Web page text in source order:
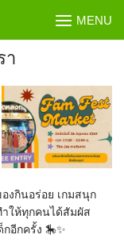
MENU
า
งกินอร่อย เกมสนุก
ให้ทุกคนได้สัมผัส
อีกครั้ง 🎠✨